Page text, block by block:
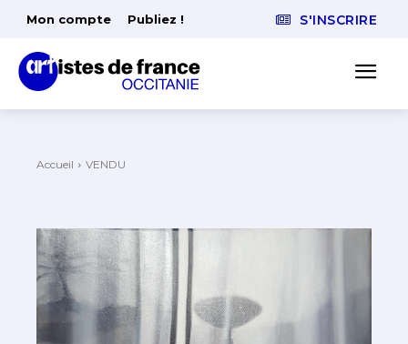
Mon compte Publiez ! S'INSCRIRE
Accueil VENDU